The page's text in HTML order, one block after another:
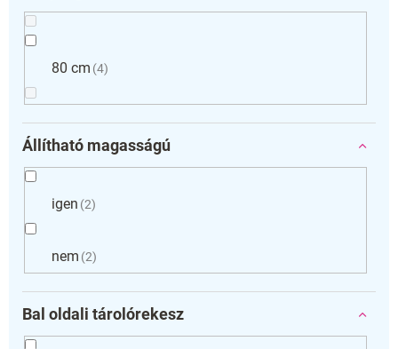
80 cm 4
Állítható magasságú
igen 2
nem 2
Bal oldali tárolórekesz